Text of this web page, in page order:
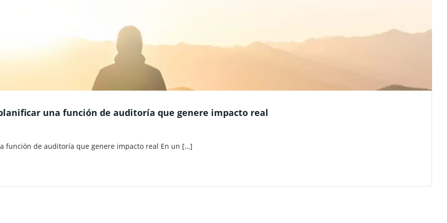
una función de auditoría que genere impacto real
función de auditoría que genere impacto real En un […]